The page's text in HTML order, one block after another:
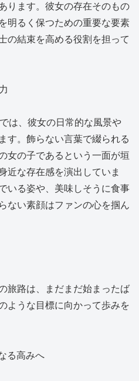
ります。彼女の存在そのもの
明るく保つための重要な要素
の結束を高める役割を担って
は、彼女の日常的な風景や
す。飾らない言葉で綴られる
女の子であるという一面が垣
近な存在感を演出していま
いる姿や、美味しそうに食事
ない素顔はファンの心を掴ん
旅路は、まだまだ始まったば
ような目標に向かって歩みを
る高みへ